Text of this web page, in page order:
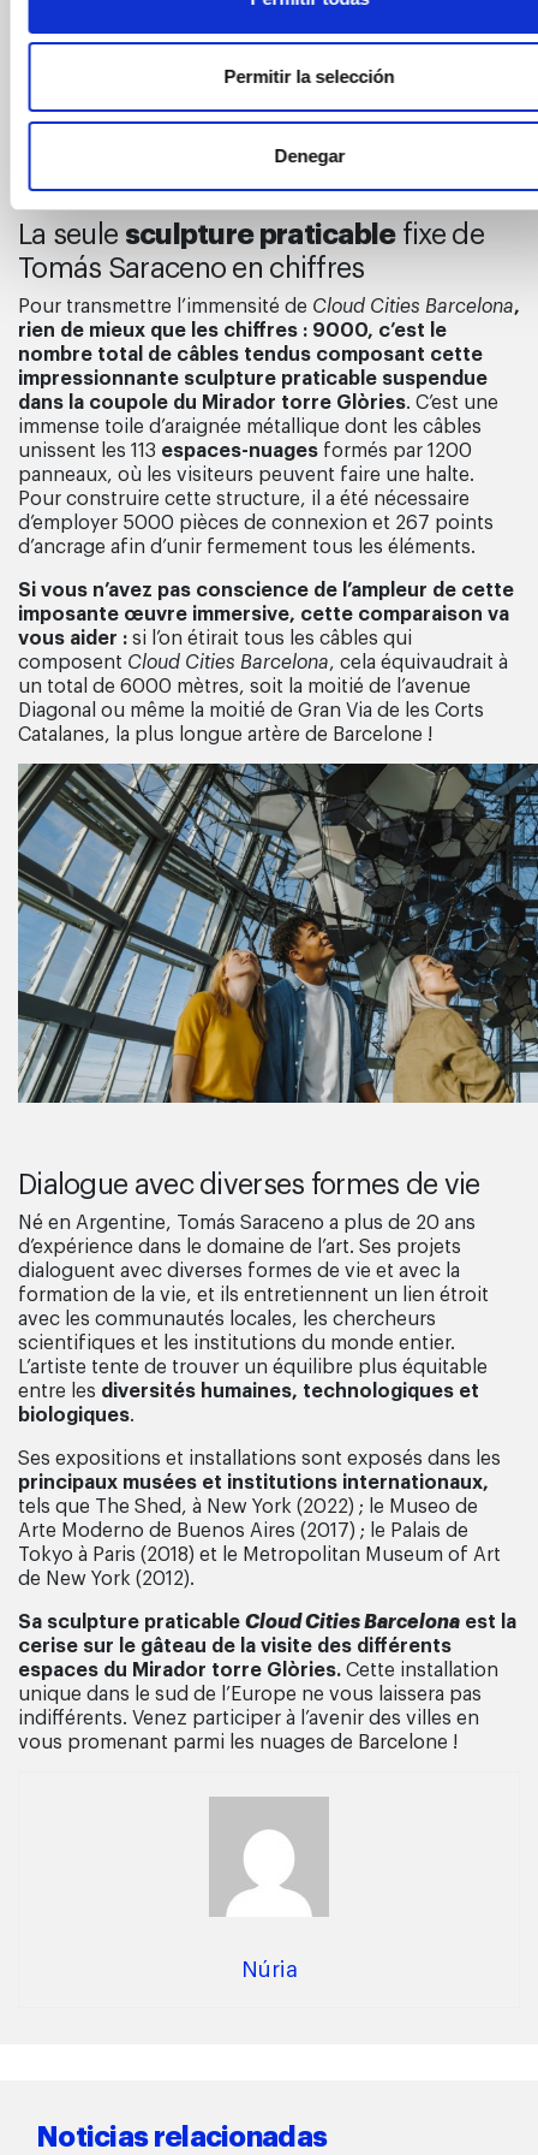
Permitir la selección
Denegar
La seule sculpture praticablefixe de
Tomás Saraceno en chiffres
Pour transmettre l’immensité de Cloud Cities Barcelona,
rien de mieux que les chiffres : 9000, c’est le
nombre total de câbles tendus composant cette
impressionnante sculpture praticable suspendue
dans la coupole du Mirador torre Glòries. C’est une
immense toile d’araignée métallique dont les câbles
unissent les 113 espaces-nuages formés par 1200
panneaux, où les visiteurs peuvent faire une halte.
Pour construire cette structure, il a été nécessaire
d’employer 5000 pièces de connexion et 267 points
d’ancrage afin d’unir fermement tous les éléments.
Si vous n’avez pas conscience de l’ampleur de cette
imposante œuvre immersive, cette comparaison va
vous aider :si l’on étirait tous les câbles qui
composent Cloud Cities Barcelona, cela équivaudrait à
un total de 6000 mètres, soit la moitié de l’avenue
Diagonal ou même la moitié de Gran Via de les Corts
Catalanes, la plus longue artère de Barcelone !
Dialogue avec diverses formes de vie
Né en Argentine, Tomás Saraceno a plus de 20 ans
d’expérience dans le domaine de l’art. Ses projets
dialoguent avec diverses formes de vie et avec la
formation de la vie, et ils entretiennent un lien étroit
avec les communautés locales, les chercheurs
scientifiques et les institutions du monde entier.
L’artiste tente de trouver un équilibre plus équitable
entre les diversités humaines, technologiques et
biologiques.
Ses expositions et installations sont exposés dans les
principaux musées et institutions internationaux,
tels que The Shed, à New York (2022) ; le Museo de
Arte Moderno de Buenos Aires (2017) ; le Palais de
Tokyo à Paris (2018) et le Metropolitan Museum of Art
de New York (2012).
Sa sculpture praticableCloud Cities Barcelona est la
cerise sur le gâteau de la visite des différents
espaces du Mirador torre Glòries.Cette installation
unique dans le sud de l’Europe ne vous laissera pas
indifférents. Venez participer à l’avenir des villes en
vous promenant parmi les nuages de Barcelone !
Núria
Noticias relacionadas